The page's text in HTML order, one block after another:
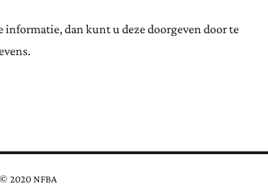
dan kunt u deze doorgeven door te
© 2020 NFBA